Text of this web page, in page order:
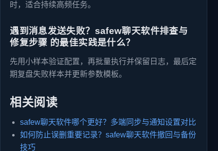
时，适合持续高频任务。
遇到消息发送失败？safew聊天软件排查与
修复步骤 的最佳实践是什么？
先用小样本验证配置，再批量执行并保留日志，最后定
期复盘失败样本并更新参数模板。
相关阅读
safew聊天软件哪个更好？多端同步与通知设置对比
如何防止误删重要记录？safew聊天软件撤回与备份
技巧